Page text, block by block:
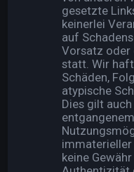
gesetzte
keinerlei
auf
Vorsatz oder
statt. Wir
Schäden,
atypische
Dies gilt
immaterieller
keine